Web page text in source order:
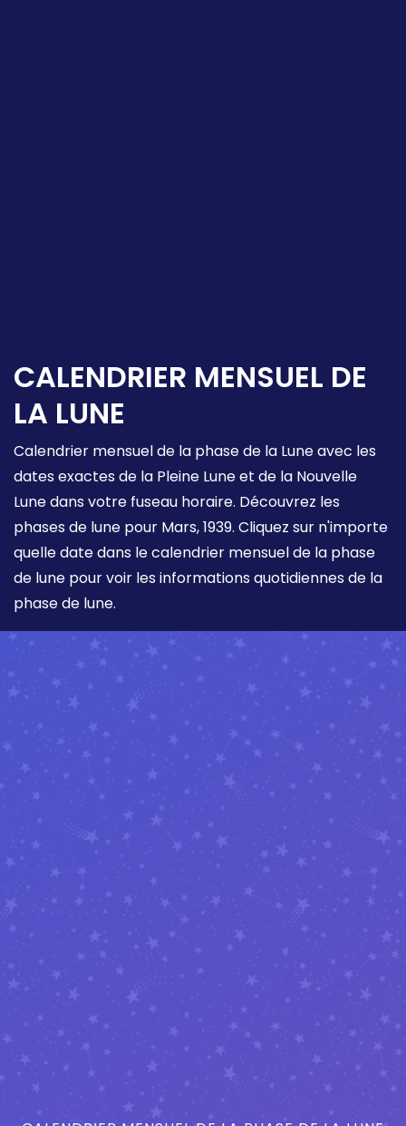
CALENDRIER MENSUEL DE
LA LUNE
Calendrier mensuel de la phase de la Lune avec les
dates exactes de la Pleine Lune et de la Nouvelle
Lune dans votre fuseau horaire. Découvrez les
phases de lune pour Mars, 1939. Cliquez sur n'importe
quelle date dans le calendrier mensuel de la phase
de lune pour voir les informations quotidiennes de la
phase de lune.